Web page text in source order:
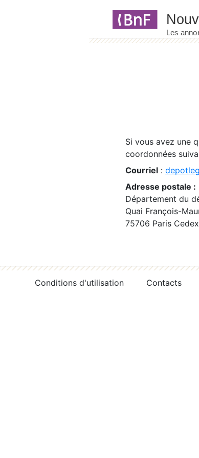
Si vous avez une
coordonnées
Courriel :
Adresse postale :
Département du
Quai François-
75706 Paris
Conditions d'utilisation Contacts